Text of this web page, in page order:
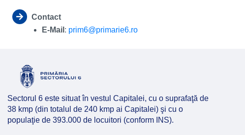
Contact
E-Mail : prim6@primarie6.ro
Sectorul 6 este situat în vestul Capitalei, cu o suprafaţă de
38 kmp (din totalul de 240 kmp ai Capitalei) şi cu o
populaţie de 393.000 de locuitori (conform INS).